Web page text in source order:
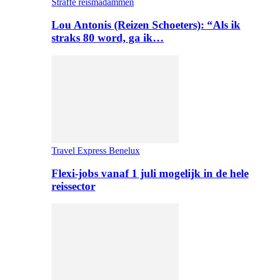
Straffe reismadammen
Lou Antonis (Reizen Schoeters): “Als ik
straks 80 word, ga ik…
Travel Express Benelux
Flexi-jobs vanaf 1 juli mogelijk in de hele
reissector